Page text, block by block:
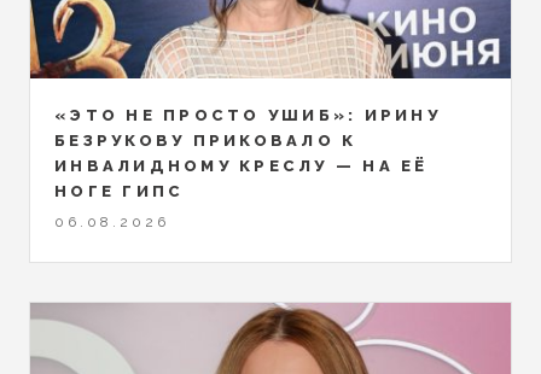
«ЭТО НЕ ПРОСТО УШИБ»: ИРИНУ
БЕЗРУКОВУ ПРИКОВАЛО К
ИНВАЛИДНОМУ КРЕСЛУ — НА ЕЁ
НОГЕ ГИПС
06.08.2026